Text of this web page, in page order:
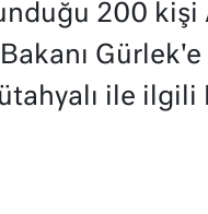
200 kişi
ile ilgili